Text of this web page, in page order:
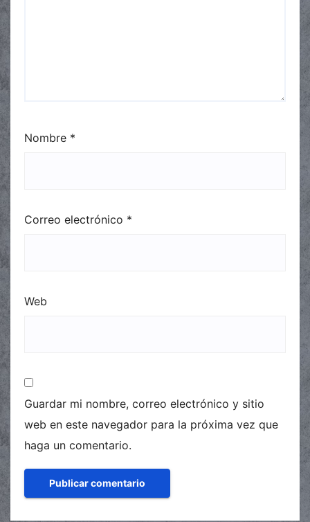
Nombre *
Correo electrónico *
Web
Guardar mi nombre, correo electrónico y sitio
web en este navegador para la próxima vez que
haga un comentario.